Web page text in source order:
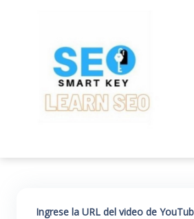
Ingrese la URL del video de